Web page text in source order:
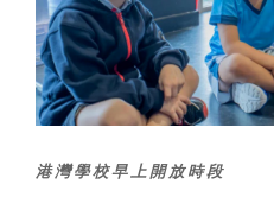
港灣學校早上開放時段